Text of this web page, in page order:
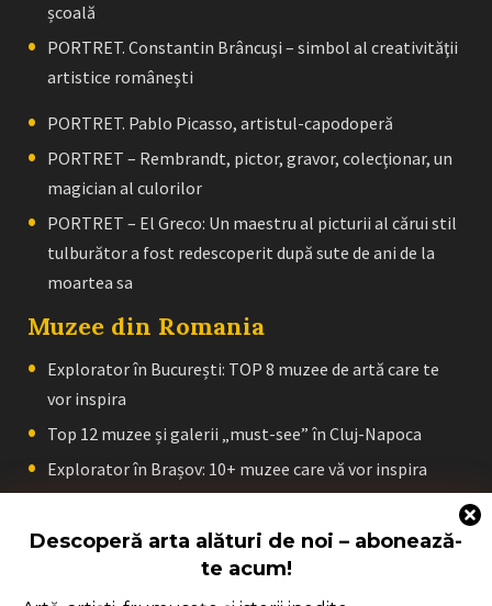
Descoperă arta alături de noi – abonează-
te acum!
școală
PORTRET. Constantin Brâncuşi – simbol al creativităţii
artistice româneşti
PORTRET. Pablo Picasso, artistul-capodoperă
PORTRET – Rembrandt, pictor, gravor, colecţionar, un
magician al culorilor
PORTRET – El Greco: Un maestru al picturii al cărui stil
tulburător a fost redescoperit după sute de ani de la
moartea sa
Muzee din Romania
Explorator în București: TOP 8 muzee de artă care te
vor inspira
Top 12 muzee și galerii „must-see” în Cluj-Napoca
Explorator în Brașov: 10+ muzee care vă vor inspira
Explorator în Iași: TOP 11 muzee care te vor inspira